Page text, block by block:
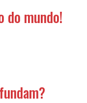
do mundo!